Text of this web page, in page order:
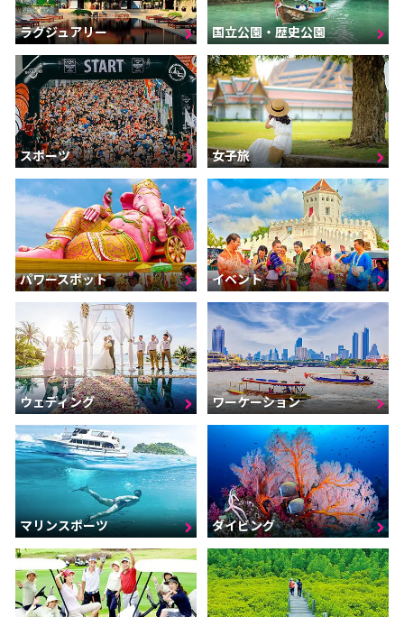
ラグジュアリー 国立公園・歴史公園
スポーツ 女子旅
パワースポット イベント
ウェディング ワーケーション
マリンスポーツ ダイビング